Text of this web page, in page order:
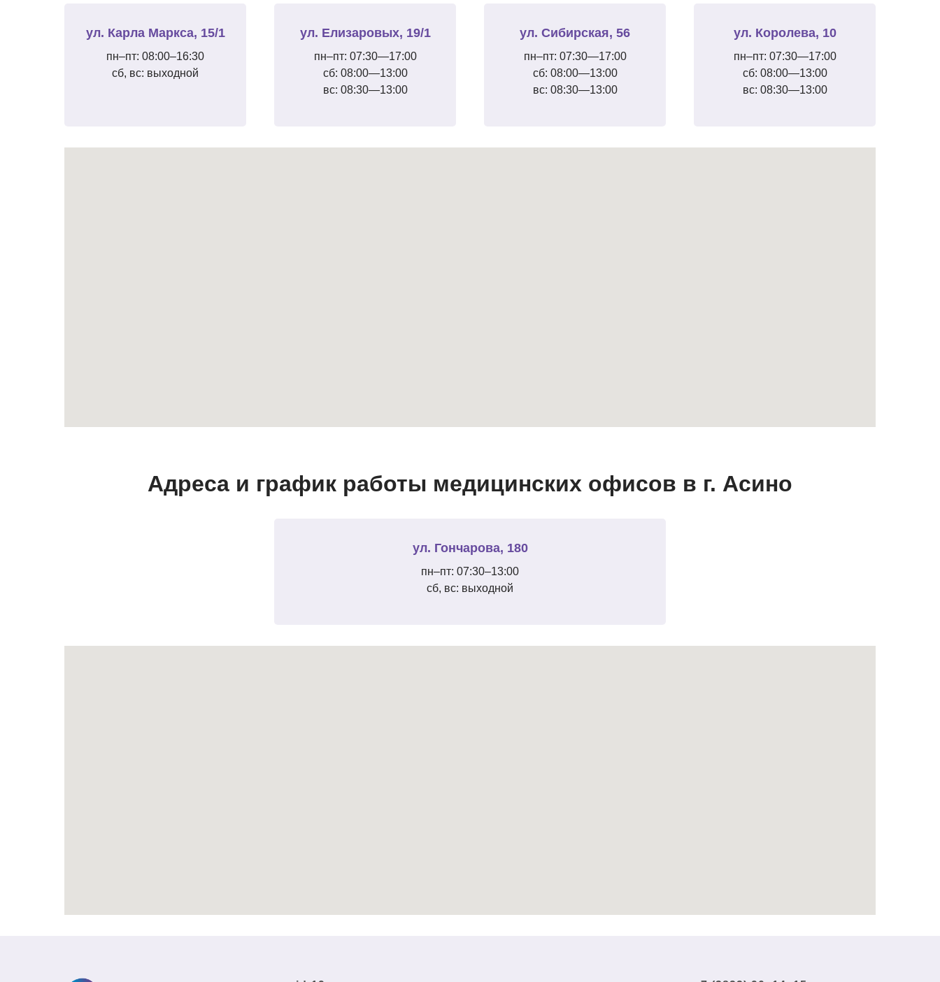
ул. Карла Маркса, 15/1
пн–пт: 08:00–16:30
сб, вс: выходной
ул. Елизаровых, 19/1
пн–пт: 07:30—17:00
сб: 08:00—13:00
вс: 08:30—13:00
ул. Сибирская, 56
пн–пт: 07:30—17:00
сб: 08:00—13:00
вс: 08:30—13:00
ул. Королева, 10
пн–пт: 07:30—17:00
сб: 08:00—13:00
вс: 08:30—13:00
Адреса и график работы медицинских офисов в г. Асино
ул. Гончарова, 180
пн–пт: 07:30–13:00
сб, вс: выходной